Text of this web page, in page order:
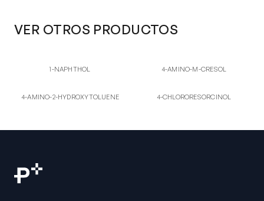
VER OTROS PRODUCTOS
1-NA
1-NAPHTHOL
4-AM
4-AMINO-M-CRESOL
4-AM
HYDROXYTOLUENE
4-AMINO-2-HYDROXYTOLUENE 4-CH
4-CHLORORESORCINOL